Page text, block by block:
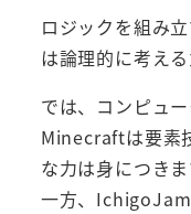
ロジックを組み
は論理的に考え
では、コンピュ
Minecraftは要素
な力は身につき
一方、IchigoJam